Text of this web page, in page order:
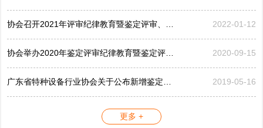
协会召开2021年评审纪律教育暨鉴定评审、考评工作会议 2022-01-12
协会举办2020年鉴定评审纪律教育暨鉴定评审工作会议 2020-09-15
广东省特种设备行业协会关于公布新增鉴定评审员的公告... 2019-05-16
更多 +